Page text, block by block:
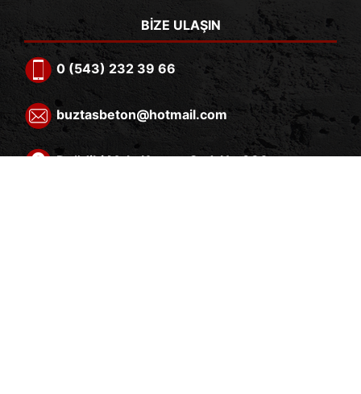
BIZE ULAŞIN
0 (543) 232 39 66
buztasbeton@hotmail.com
Dağdibi Mah. Karasu Cad. No:336